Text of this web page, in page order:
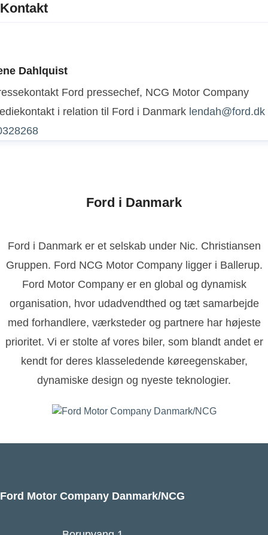
Kontakt
Dahlquist
Ford pressechef, NCG Motor Company
i relation til Ford i Danmark lendah@ford.dk
Ford i Danmark
Ford i Danmark er et selskab under Nic. Christiansen
Gruppen. Ford NCG Motor Company ligger i Ballerup.
Ford Motor Company er en global og dynamisk
organisation, hvor udadvendthed og tæt samarbejde
med forhandlere, værksteder og partnere har højeste
prioritet. Vi er stolte af vores biler, som blandt andet er
kendt for deres klasseledende køreegenskaber,
dynamiske design og nyeste teknologier.
Ford Motor Company Danmark/NCG